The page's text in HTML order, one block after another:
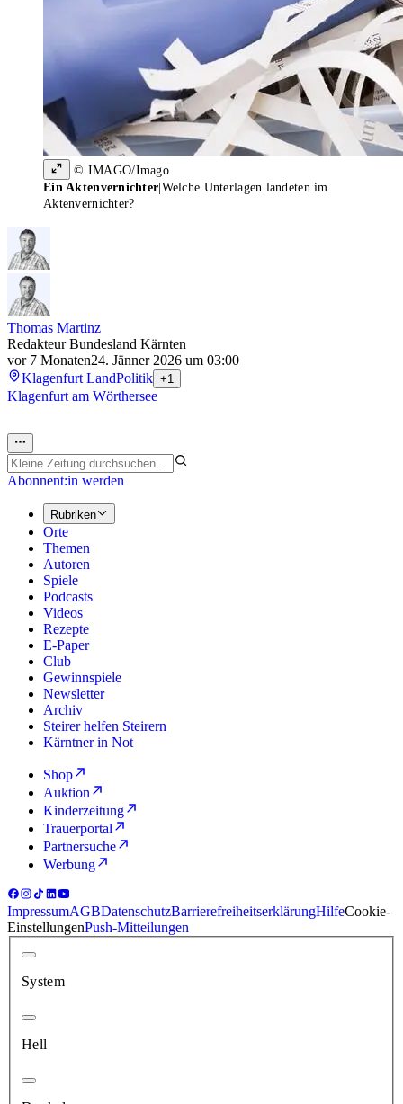
© IMAGO/Imago
Ein Aktenvernichter Welche Unterlagen landeten im
Aktenvernichter?
Thomas Martinz
Redakteur Bundesland Kärnten
vor 7 Monaten24. Jänner 2026 um 03:00
Klagenfurt LandPolitik +1
Klagenfurt am Wörthersee
Abonnent:in werden
Rubriken
Orte
Themen
Autoren
Spiele
Podcasts
Videos
Rezepte
E-Paper
Club
Gewinnspiele
Newsletter
Archiv
Steirer helfen Steirern
Kärntner in Not
Shop
Auktion
Kinderzeitung
Trauerportal
Partnersuche
Werbung
ImpressumAGBDatenschutzBarrierefreiheitserklärungHilfeCookie-
EinstellungenPush-Mitteilungen
System
Hell